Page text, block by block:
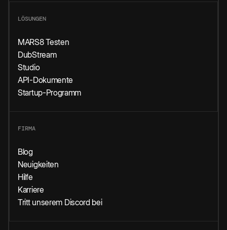
LÖSUNGEN
MARS8 Testen
DubStream
Studio
API-Dokumente
Startup-Programm
FIRMA
Blog
Neuigkeiten
Hilfe
Karriere
Tritt unserem Discord bei